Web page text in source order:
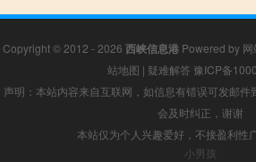
Copyright © 2012 - 2026 西峡信息港 Powered by
站地图 | 疑难解答 豫ICP备
声明：本站内容来自互联网，如信息有错误可发邮
会及时纠正，谢谢
本站仅为个人兴趣爱好，不接盈利性
小男孩